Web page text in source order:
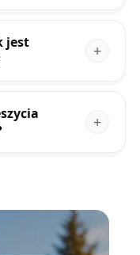
jest